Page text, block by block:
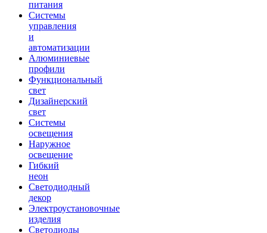
питания
Системы
управления
и
автоматизации
Алюминиевые
профили
Функциональный
свет
Дизайнерский
свет
Системы
освещения
Наружное
освещение
Гибкий
неон
Светодиодный
декор
Электроустановочные
изделия
Светодиоды